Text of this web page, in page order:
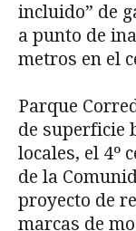
incluido” de
a punto de
metros en el
Parque
de superficie
locales, el 4º
de la
proyecto de
marcas de